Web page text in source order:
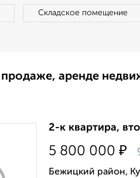
Складское помещение
аренде
2-к квартира,
5 800 000 ₽
Бежицкий район,